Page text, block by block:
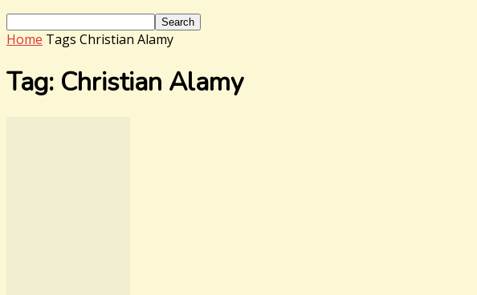
Home Tags Christian Alamy
Tag: Christian Alamy